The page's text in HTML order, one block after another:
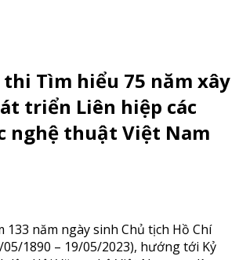
thi Tìm hiểu 75 năm xây
triển Liên hiệp các
nghệ thuật Việt Nam
133 năm ngày sinh Chủ tịch Hồ Chí
1890 – 19/05/2023), hướng tới Kỷ